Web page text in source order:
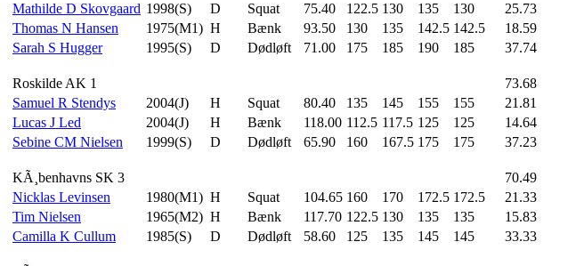
Mathilde D Skovgaard 1998(S) D Squat 75.40 122.5 130 135 130
25.73
Thomas N Hansen
1975(M1) H Bænk 93.50 130 135 142.5 142.5
18.59
Sarah S Hugger
1995(S) D Dødløft 71.00 175 185 190 185 37.74
Roskilde AK 1
73.68
Samuel R Stendys
2004(J) H Squat 80.40 135 145 155 155
21.81
Lucas J Led
2004(J) H Bænk 118.00 112.5 117.5 125 125
14.64
Sebine CM Nielsen
1999(S) D Dødløft 65.90 160 167.5 175 175 37.23
KÃ¸benhavns SK 3
70.49
Nicklas Levinsen
1980(M1) H Squat 104.65 160 170 172.5 172.5
21.33
Tim Nielsen
1965(M2) H Bænk 117.70 122.5 130 135 135
15.83
Camilla K Cullum
1985(S) D Dødløft 58.60 125 135 145 145 33.33